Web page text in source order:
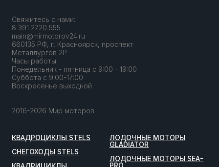
Свяжитесь с нами:
8 391 2720 555
main@mirmotorov24.ru
660135 РФ, г. Красноярск, проспект
Металлургов 2Р
Часы работы:
Понедельник - пятница с 9:00 - 19:00
Суббота с 9:00-17:00
Воскресенье выходной
2016-2026 Мир моторов
КВАДРОЦИКЛЫ STELS
СНЕГОХОДЫ STELS
ЛОДОЧНЫЕ МОТОРЫ
GLADIATOR
ЛОДОЧНЫЕ МОТОРЫ SEA-
PRO